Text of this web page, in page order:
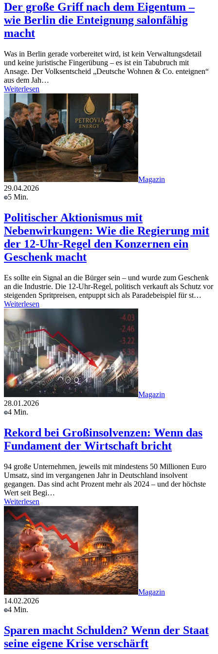
Der große Griff nach dem Eigentum –
wie Berlin die Enteignung salonfähig
macht
Was in Berlin gerade vorbereitet wird, ist kein Verwaltungsdetail
und keine juristische Fingerübung – es ist ein Tabubruch mit
Ansage. Der Volksentscheid „Deutsche Wohnen & Co. enteignen“
aus dem Jah…
Weiterlesen
Magazin
29.04.2026
5 Min.
Politischer Aktionismus mit
Nebenwirkungen: Wie die Regierung mit
der 12-Uhr-Regel den Konzernen ein
Geschenk macht
Es sollte ein Signal an die Bürger sein – und wurde zum Geschenk
an die Industrie. Die 12-Uhr-Regel, politisch verkauft als Schutz vor
steigenden Spritpreisen, entpuppt sich als Paradebeispiel für st…
Weiterlesen
Magazin
28.01.2026
4 Min.
Rekord bei Großinsolvenzen: Wenn das
Fundament der Wirtschaft bricht
94 große Unternehmen, jeweils mit mindestens 50 Millionen Euro
Umsatz, sind im vergangenen Jahr in Deutschland insolvent
gegangen. Das sind acht Prozent mehr als 2024 – und der höchste
Wert seit Begi…
Weiterlesen
Magazin
14.02.2026
4 Min.
Sparen macht Schulden? Wenn der Staat
seine eigene Krise verschärft